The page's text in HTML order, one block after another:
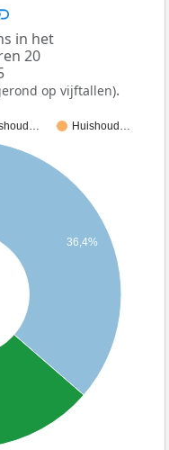
in het
20
op vijftallen).
Huishoud…
36,4%